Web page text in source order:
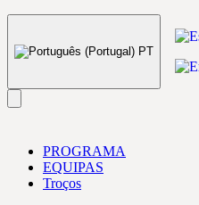
PT
PROGRAMA
EQUIPAS
Troços